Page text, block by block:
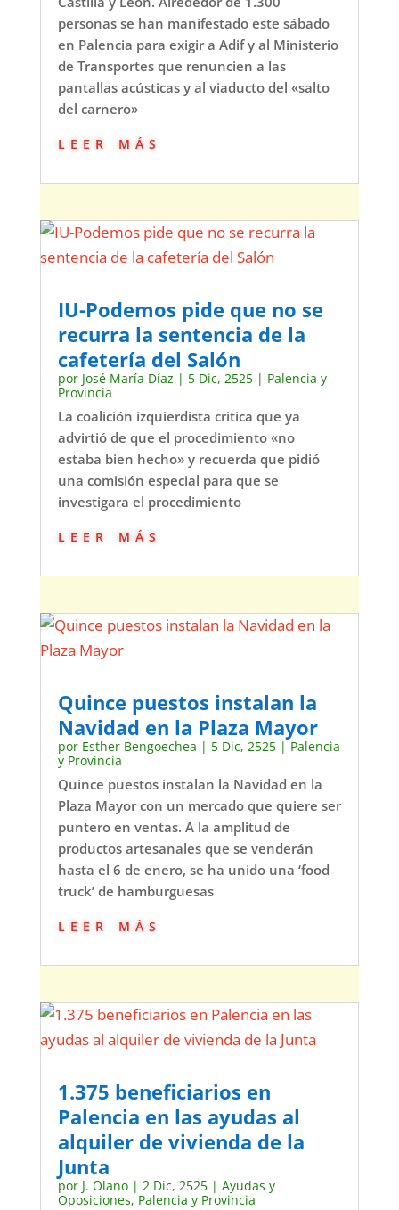
personas se han manifestado este sábado
en Palencia para exigir a Adif y al Ministerio
de Transportes que renuncien a las
pantallas acústicas y al viaducto del «salto
del carnero»
leer más
IU-Podemos pide que no se
recurra la sentencia de la
cafetería del Salón
por José María Díaz | 5 Dic, 2525| Palencia y
Provincia
La coalición izquierdista critica que ya
advirtió de que el procedimiento «no
estaba bien hecho» y recuerda que pidió
una comisión especial para que se
investigara el procedimiento
leer más
Quince puestos instalan la
Navidad en la Plaza Mayor
por Esther Bengoechea | 5 Dic, 2525| Palencia
y Provincia
Quince puestos instalan la Navidad en la
Plaza Mayor con un mercado que quiere ser
puntero en ventas. A la amplitud de
productos artesanales que se venderán
hasta el 6 de enero, se ha unido una ‘food
truck’ de hamburguesas
leer más
1.375 beneficiarios en
Palencia en las ayudas al
alquiler de vivienda de la
Junta
por J. Olano| 2 Dic, 2525| Ayudas y
Oposiciones, Palencia y Provincia